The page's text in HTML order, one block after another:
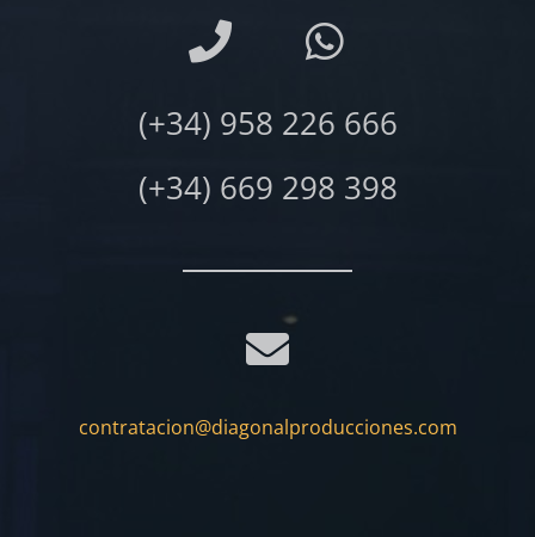
(+34) 958 226 666
(+34) 669 298 398
contratacion@diagonalproducciones.com